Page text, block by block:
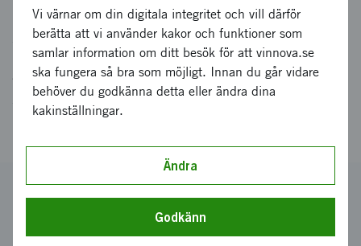
system för min invasiv
glukosmätning med RF
spektroskopi och
kiselbaserade mikronålar
Diarienummer
Koordinator
Vi värnar om din digitala integritet och vill därför
berätta att vi använder kakor och funktioner som
samlar information om ditt besök för att vinnova.se
ska fungera så bra som möjligt. Innan du går vidare
behöver du godkänna detta eller ändra dina
kakinställningar.
Ändra
Godkänn